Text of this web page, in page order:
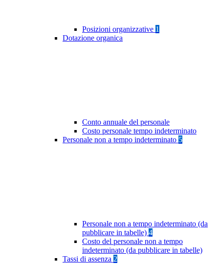
Posizioni organizzative 1
Dotazione organica
Conto annuale del personale
Costo personale tempo indeterminato
Personale non a tempo indeterminato 5
Personale non a tempo indeterminato (da
pubblicare in tabelle) 4
Costo del personale non a tempo
indeterminato (da pubblicare in tabelle)
Tassi di assenza 2